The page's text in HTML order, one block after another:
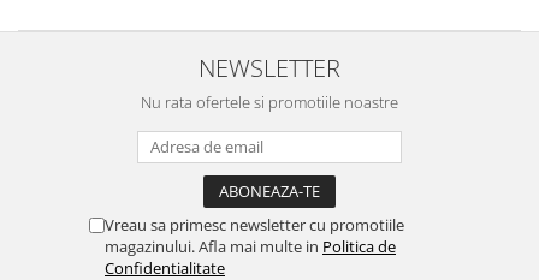
NEWSLETTER
Nu rata ofertele si promotiile noastre
Vreau sa primesc newsletter cu promotiile
magazinului. Afla mai multe in Politica de
Confidentialitate